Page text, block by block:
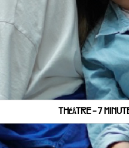
THéâTRE - 7